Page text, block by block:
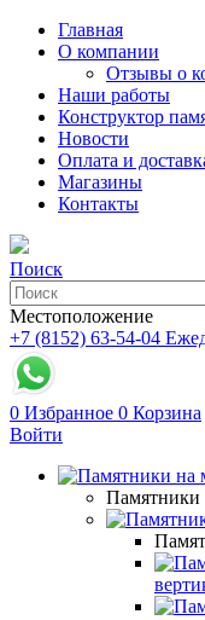
Главная
О компании
Отзывы о
Наши работы
Конструктор
Новости
Оплата и
Магазины
Контакты
Поиск
Местоположение
+7 (8152) 63-54-04
0 Избранное 0 Корзина
Войти
Памятники